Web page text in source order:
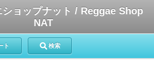
ショップナット / Reggae Shop
NAT
ト 検索